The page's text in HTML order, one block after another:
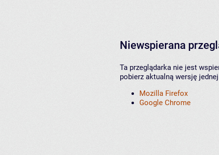
Niewspierana
Ta przeglądarka nie jest
pobierz aktualną wersję
Mozilla Firefox
Google Chrome